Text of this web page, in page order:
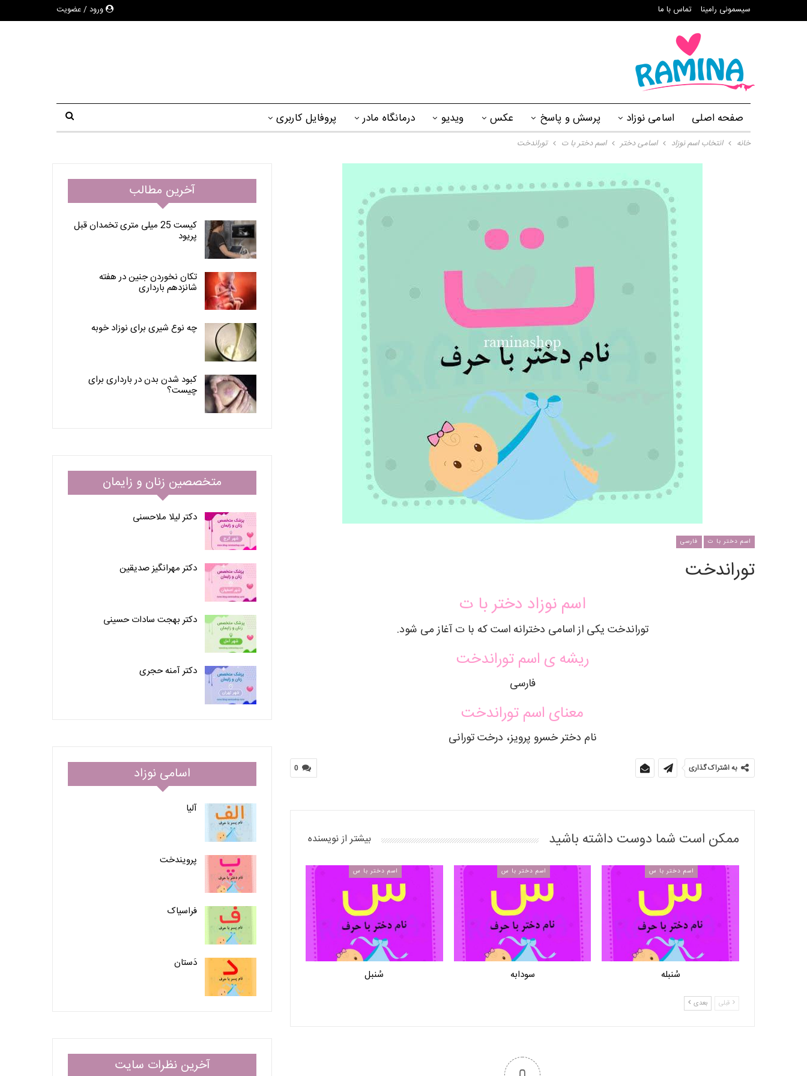
ورود / عضویت سیسمونی رامینا تماس با ما
صفحه اصلی اسامی نوزاد پرسش و پاسخ عکس ویدیو درمانگاه مادر پروفایل کاربری
خانه انتخاب اسم نوزاد اسامی دختر اسم دختر با ت توراندخت
اسم دختر با ت فارسی
توراندخت
اسم نوزاد دختر با ت
توراندخت یکی از اسامی دخترانه است که با ت آغاز می شود.
ریشه ی اسم توراندخت
فارسی
معنای اسم توراندخت
نام دختر خسرو پرویز، درخت تورانی
0 به اشتراک گذاری
ممکن است شما دوست داشته باشید بیشتر از نویسنده
اسم دختر با س
سُنبله
اسم دختر با س
سودابه
اسم دختر با س
سُنبل
قبلی بعدی
آخرین مطالب
کیست 25 میلی متری تخمدان قبل
پریود
تکان نخوردن جنین در هفته
شانزدهم بارداری
چه نوع شیری برای نوزاد خوبه
کبود شدن بدن در بارداری برای
چیست؟
متخصصین زنان و زایمان
دکتر لیلا ملاحسنی
دکتر مهرانگیز صدیقین
دکتر بهجت سادات حسینی
دکتر آمنه حجری
اسامی نوزاد
آلیا
پرویندخت
فراسیاک
دَستان
آخرین نظرات سایت